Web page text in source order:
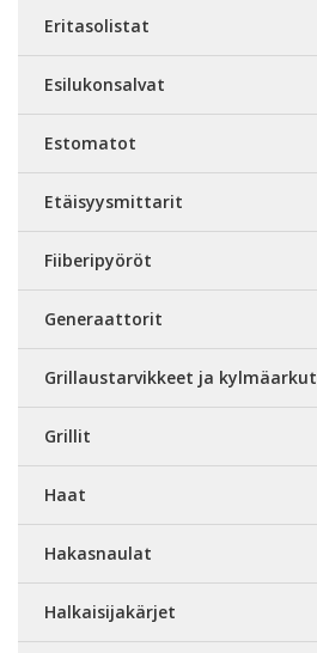
Eritasolistat
Esilukonsalvat
Estomatot
Etäisyysmittarit
Fiiberipyöröt
Generaattorit
Grillaustarvikkeet ja kylmäarkut
Grillit
Haat
Hakasnaulat
Halkaisijakärjet